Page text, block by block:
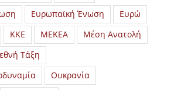
Ευρωπαϊκή Ένωση
Ευρώ
ΚΚΕ ΜΕΚΕΑ
Μέση Ανατολή
Τάξη
Ουκρανία